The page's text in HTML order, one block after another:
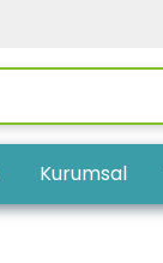
Kurumsal